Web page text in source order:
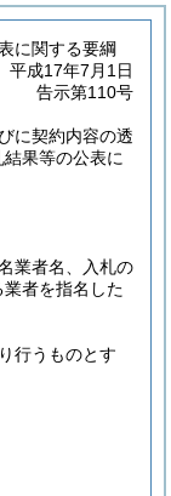
に関する要綱
平成17年7月1日
告示第110号
に契約内容の透
果等の公表に
業者名、入札の
者を指名した
行うものとす